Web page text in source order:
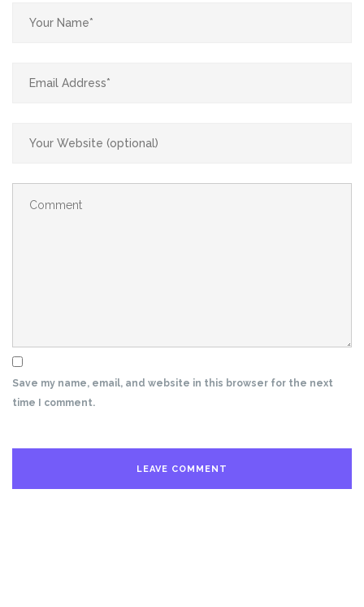
Save my name, email, and website in this browser for the next
time I comment.